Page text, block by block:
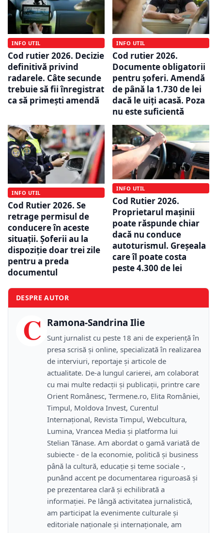
INFO UTIL
Cod rutier 2026. Decizie
definitivă privind
radarele. Câte secunde
trebuie să fii înregistrat
ca să primești amendă
INFO UTIL
Cod rutier 2026.
Documente obligatorii
pentru șoferi. Amendă
de până la 1.730 de lei
dacă le uiți acasă. Poza
nu este suficientă
INFO UTIL
Cod Rutier 2026. Se
retrage permisul de
conducere în aceste
situații. Șoferii au la
dispoziție doar trei zile
pentru a preda
documentul
INFO UTIL
Cod Rutier 2026.
Proprietarul mașinii
poate răspunde chiar
dacă nu conduce
autoturismul. Greșeala
care îl poate costa
peste 4.300 de lei
DESPRE AUTOR
C Ramona-Sandrina Ilie
Sunt jurnalist cu peste 18 ani de experiență în
presa scrisă și online, specializată în realizarea
de interviuri, reportaje și articole de
actualitate. De-a lungul carierei, am colaborat
cu mai multe redacții și publicații, printre care
Orient Românesc, Termene.ro, Elita României,
Timpul, Moldova Invest, Curentul
Internațional, Revista Timpul, Webcultura,
Lumina, Vrancea Media și platforma lui
Stelian Tănase. Am abordat o gamă variată de
subiecte - de la economie, politică și business
până la cultură, educație și teme sociale -,
punând accent pe documentarea riguroasă și
pe prezentarea clară și echilibrată a
informației. Pe lângă activitatea jurnalistică,
am participat la evenimente culturale și
editoriale naționale și internaționale, am